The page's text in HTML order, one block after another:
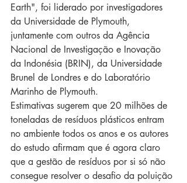
Earth", foi liderado por investigadores
da Universidade de Plymouth,
juntamente com outros da Agência
Nacional de Investigação e Inovação
da Indonésia (BRIN), da Universidade
Brunel de Londres e do Laboratório
Marinho de Plymouth.
Estimativas sugerem que 20 milhões de
toneladas de resíduos plásticos entram
no ambiente todos os anos e os autores
do estudo afirmam que é agora claro
que a gestão de resíduos por si só não
consegue resolver o desafio da poluição